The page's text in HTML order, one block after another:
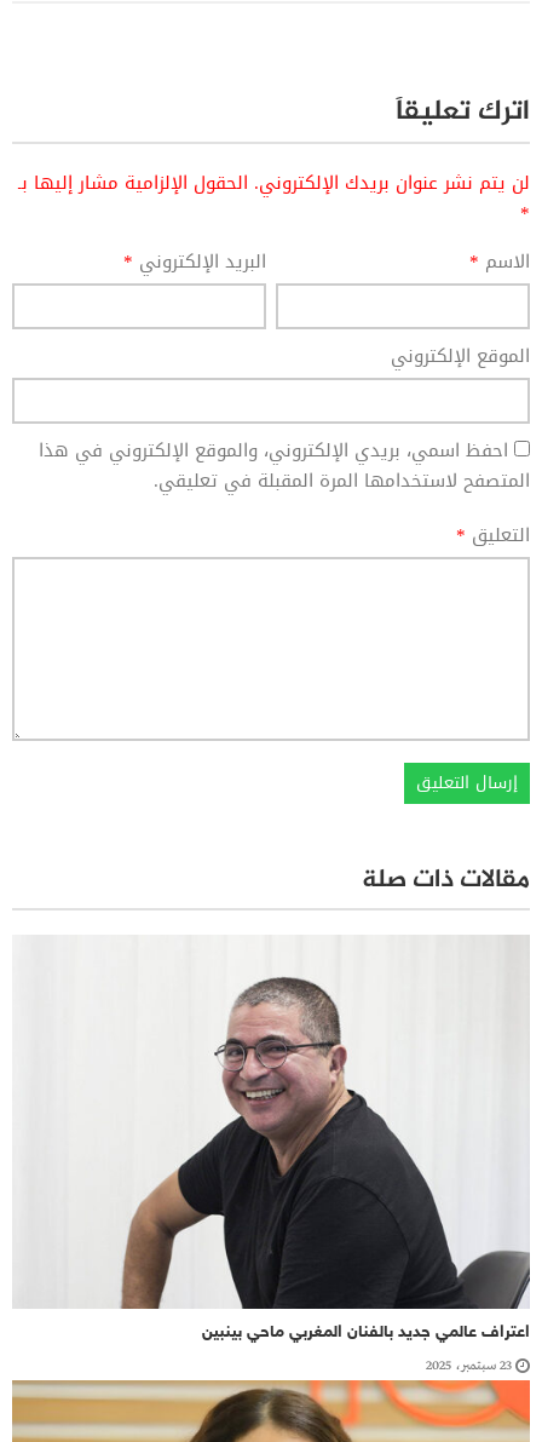
اترك تعليقاً
لن يتم نشر عنوان بريدك الإلكتروني. الحقول الإلزامية مشار إليها بـ
*
الاسم * البريد الإلكتروني *
الموقع الإلكتروني
احفظ اسمي، بريدي الإلكتروني، والموقع الإلكتروني في هذا
المتصفح لاستخدامها المرة المقبلة في تعليقي.
التعليق *
مقالات ذات صلة
اعتراف عالمي جديد بالفنان المغربي ماحي بينبين
23 سبتمبر، 2025